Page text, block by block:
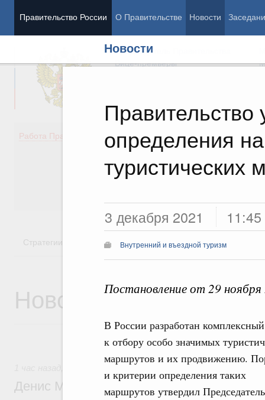
Правительство России О Правительстве Новости
Новости
Правительство
определения
туристических
3 декабря 2021 11:45
Внутренний и въездной туризм
Постановление от 29
В России разработан
к отбору особо значимых
маршрутов и их продвижению.
и критерии определения таких
маршрутов утвердил Председатель
Председатель Правительства
Вице-премьеры
Работа Правительства
Демография
Здоровье
Культура
Стратегии Государственные программы
Новости
Общие вопросы промышленной политики
Денис Мантуров посетил Ярославскую